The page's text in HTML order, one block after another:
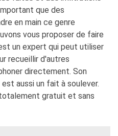
que des
en main ce genre
vous proposer de faire
un expert qui peut utiliser
recueillir d'autres
directement. Son
aussi un fait à soulever.
gratuit et sans